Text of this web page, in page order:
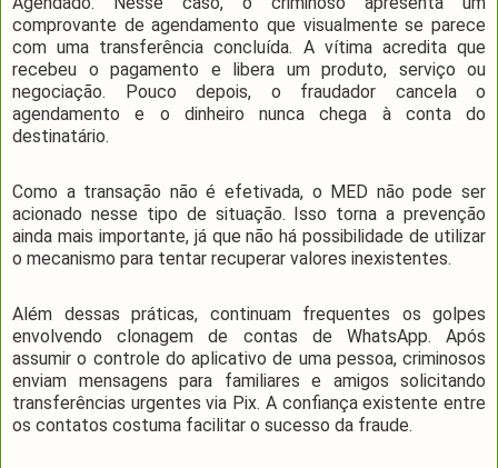
comprovante de agendamento que visualmente se parece
com uma transferência concluída. A vítima acredita que
recebeu o pagamento e libera um produto, serviço ou
negociação. Pouco depois, o fraudador cancela o
agendamento e o dinheiro nunca chega à conta do
destinatário.
Como a transação não é efetivada, o MED não pode ser
acionado nesse tipo de situação. Isso torna a prevenção
ainda mais importante, já que não há possibilidade de utilizar
o mecanismo para tentar recuperar valores inexistentes.
Além dessas práticas, continuam frequentes os golpes
envolvendo clonagem de contas de WhatsApp. Após
assumir o controle do aplicativo de uma pessoa, criminosos
enviam mensagens para familiares e amigos solicitando
transferências urgentes via Pix. A confiança existente entre
os contatos costuma facilitar o sucesso da fraude.